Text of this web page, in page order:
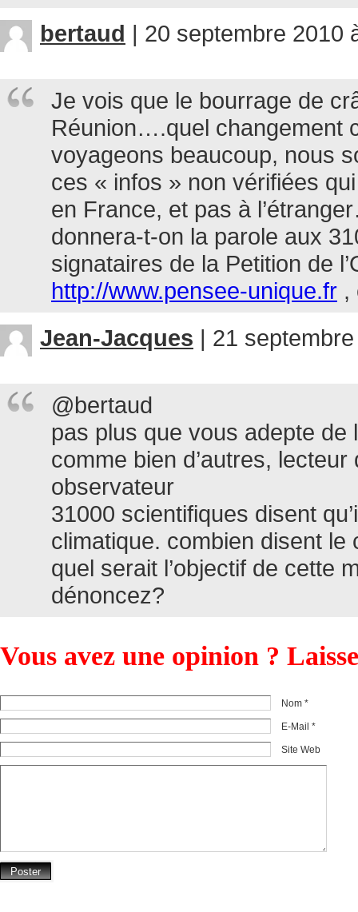
bertaud | 20 septembre 2010
Je vois que le bourrage de
Réunion….quel changement
voyageons beaucoup, nous
ces « infos » non vérifiées
en France, et pas à
donnera-t-on la parole aux
signataires de la Petition de
http://www.pensee-unique.fr ,
Jean-Jacques | 21
@bertaud
pas plus que vous adepte de
comme bien d’autres,
observateur
31000 scientifiques disent
climatique. combien disent le
quel serait l’objectif de cette
dénoncez?
Vous avez une opinion ?
Nom *
E-Mail *
Site Web